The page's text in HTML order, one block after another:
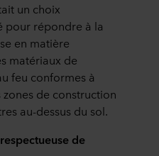
un choix
pour répondre à la
en matière
matériaux de
feu conformes à
zones de construction
au-dessus du sol.
de